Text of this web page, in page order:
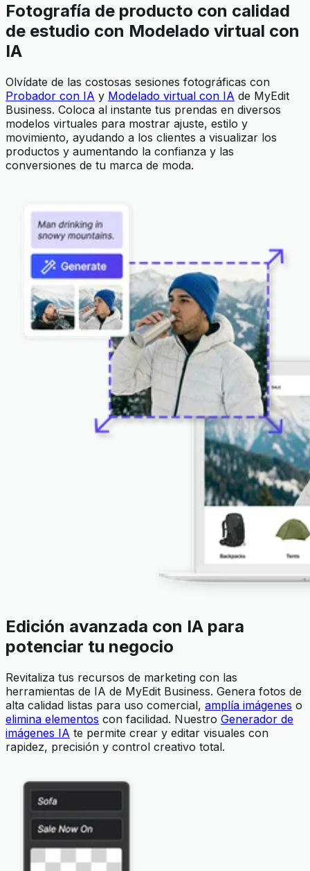
Fotografía de producto con calidad
de estudio con Modelado virtual con
IA
Olvídate de las costosas sesiones fotográficas con
Probador con IA y Modelado virtual con IA de MyEdit
Business. Coloca al instante tus prendas en diversos
modelos virtuales para mostrar ajuste, estilo y
movimiento, ayudando a los clientes a visualizar los
productos y aumentando la confianza y las
conversiones de tu marca de moda.
Edición avanzada con IA para
potenciar tu negocio
Revitaliza tus recursos de marketing con las
herramientas de IA de MyEdit Business. Genera fotos de
alta calidad listas para uso comercial, amplía imágenes o
elimina elementos con facilidad. Nuestro Generador de
imágenes IA te permite crear y editar visuales con
rapidez, precisión y control creativo total.